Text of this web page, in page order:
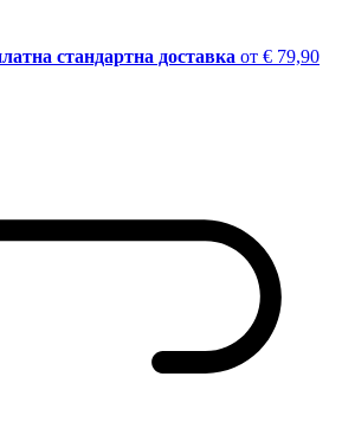
стандартна доставка от € 79,90